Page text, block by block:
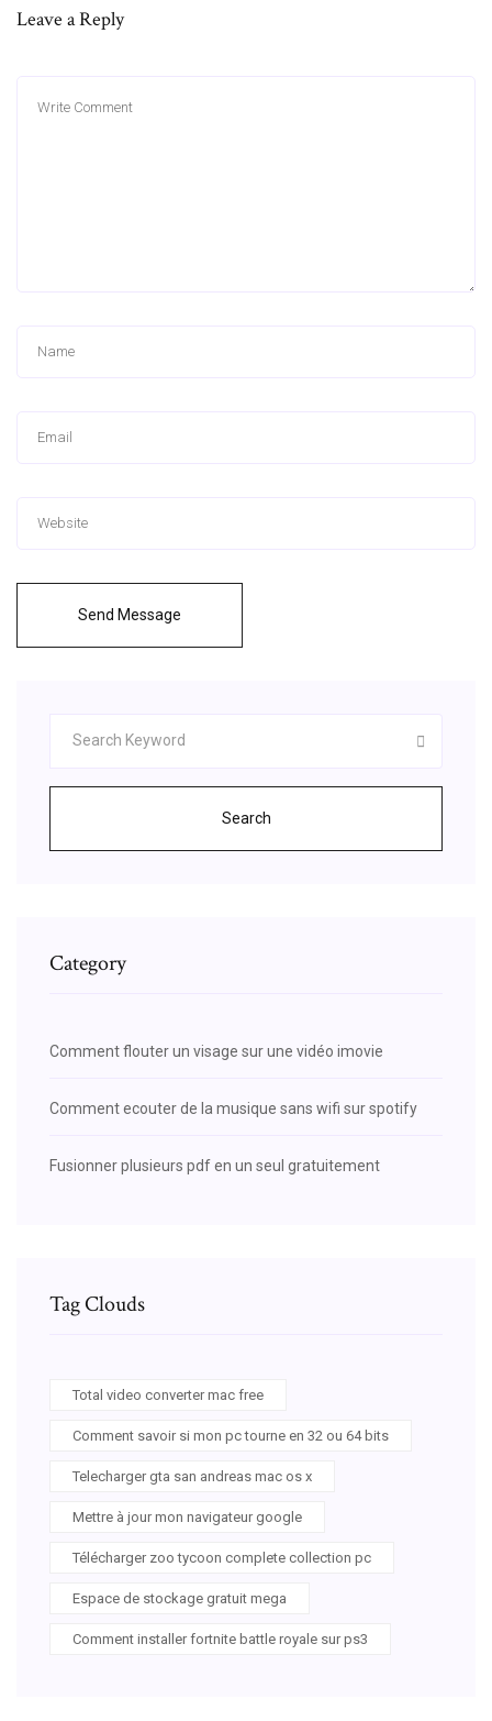
Leave a Reply
Send Message
Search
Category
Comment flouter un visage sur une vidéo imovie
Comment ecouter de la musique sans wifi sur spotify
Fusionner plusieurs pdf en un seul gratuitement
Tag Clouds
Total video converter mac free
Comment savoir si mon pc tourne en 32 ou 64 bits
Telecharger gta san andreas mac os x
Mettre à jour mon navigateur google
Télécharger zoo tycoon complete collection pc
Espace de stockage gratuit mega
Comment installer fortnite battle royale sur ps3